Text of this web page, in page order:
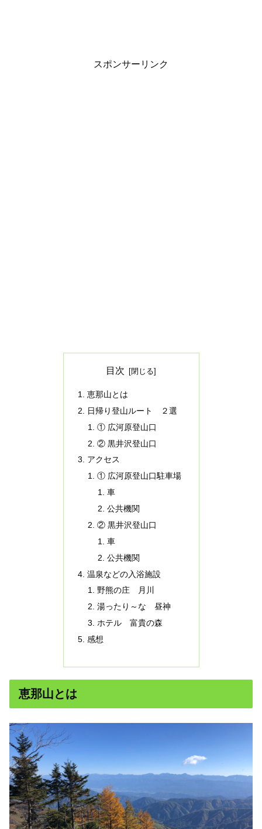
スポンサーリンク
目次
恵那山とは
日帰り登山ルート ２選
① 広河原登山口
② 黒井沢登山口
アクセス
① 広河原登山口駐車場
車
公共機関
② 黒井沢登山口
車
公共機関
温泉などの入浴施設
野熊の庄 月川
湯ったり～な 昼神
ホテル 富貴の森
感想
恵那山とは